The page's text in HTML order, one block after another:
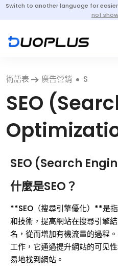
Switch to another language for
not
術語表 廣告營銷 S
SEO
SEO (Search
什麼是SEO？
**SEO（搜尋引擎優化）**是
和技術，提高網站在搜尋引擎
名，從而增加有機流量的過程
工作，它通過提升網站的可见
易地找到網站。